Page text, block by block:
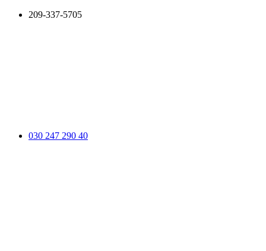
209-337-5705
030 247 290 40